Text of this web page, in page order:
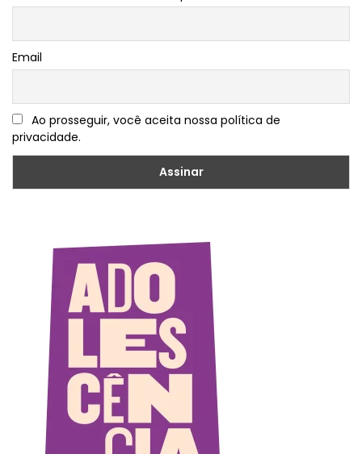
Email
Ao prosseguir, você aceita nossa política de
privacidade.